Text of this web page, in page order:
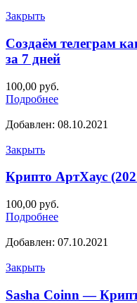
Закрыть
Создаём телеграм
за 7 дней
100,00 руб.
Подробнее
Добавлен: 08.10.2021
Закрыть
Крипто АртХаус
100,00 руб.
Подробнее
Добавлен: 07.10.2021
Закрыть
Sasha Coinn —